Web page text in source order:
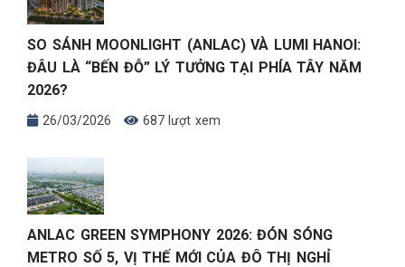
SO SÁNH MOONLIGHT (ANLAC) VÀ LUMI HANOI:
ĐÂU LÀ “BẾN ĐỖ” LÝ TƯỞNG TẠI PHÍA TÂY NĂM
2026?
26/03/2026 687 lượt xem
ANLAC GREEN SYMPHONY 2026: ĐÓN SÓNG
METRO SỐ 5, VỊ THẾ MỚI CỦA ĐÔ THỊ NGHỈ